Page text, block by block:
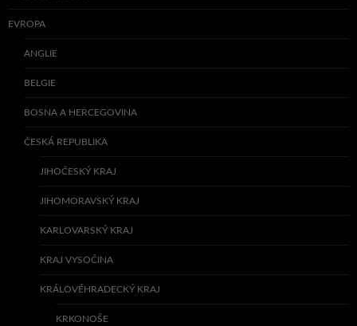
EVROPA
ANGLIE
BELGIE
BOSNA A HERCEGOVINA
ČESKÁ REPUBLIKA
JIHOČESKÝ KRAJ
JIHOMORAVSKÝ KRAJ
KARLOVARSKÝ KRAJ
KRAJ VYSOČINA
KRÁLOVÉHRADECKÝ KRAJ
KRKONOŠE